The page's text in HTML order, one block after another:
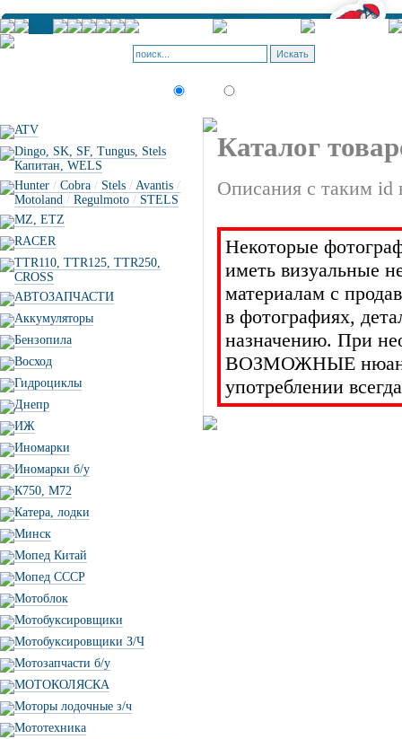
ATV
Dingo, SK, SF, Tungus, Stels
Капитан, WELS
Hunter / Cobra / Stels / Avantis /
Motoland / Regulmoto / STELS
MZ, ETZ
RACER
TTR110, TTR125, TTR250,
CROSS
АВТОЗАПЧАСТИ
Аккумуляторы
Бензопила
Восход
Гидроциклы
Днепр
ИЖ
Иномарки
Иномарки б/у
К750, М72
Катера, лодки
Минск
Мопед Китай
Мопед СССР
Мотоблок
Мотобуксировщики
Мотобуксировщики З/Ч
Мотозапчасти б/у
МОТОКОЛЯСКА
Моторы лодочные з/ч
Мототехника
Каталог
Описания с таким id
Некоторые
иметь визуальные
материалам с
в фотографиях,
назначению. При
ВОЗМОЖНЫЕ
употреблении